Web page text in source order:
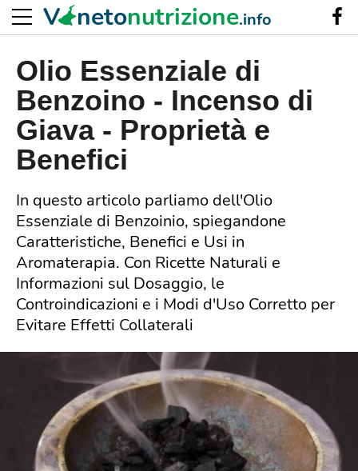
Olio Essenziale di
Benzoino - Incenso di
Giava - Proprietà e
Benefici
In questo articolo parliamo dell'Olio
Essenziale di Benzoinio, spiegandone
Caratteristiche, Benefici e Usi in
Aromaterapia. Con Ricette Naturali e
Informazioni sul Dosaggio, le
Controindicazioni e i Modi d'Uso Corretto per
Evitare Effetti Collaterali
V netonutrizione.info